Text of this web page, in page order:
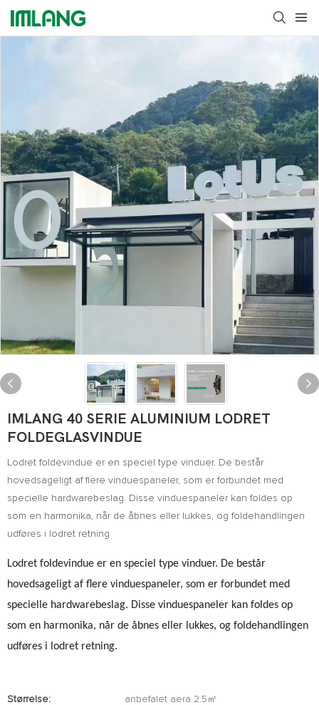
IMLANG 40 SERIE ALUMINIUM LODRET
FOLDEGLASVINDUE
Lodret foldevindue er en speciel type vinduer. De består
hovedsageligt af flere vinduespaneler, som er forbundet med
specielle hardwarebeslag. Disse vinduespaneler kan foldes op
som en harmonika, når de åbnes eller lukkes, og foldehandlingen
udføres i lodret retning
Lodret foldevindue er en speciel type vinduer. De består
hovedsageligt af flere vinduespaneler, som er forbundet med
specielle hardwarebeslag. Disse vinduespaneler kan foldes op
som en harmonika, når de åbnes eller lukkes, og foldehandlingen
udføres i lodret retning.
Størrelse: anbefalet aera 2.5㎡